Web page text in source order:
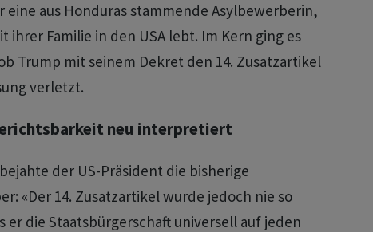
eine aus Honduras stammende Asylbewerberin,
ihrer Familie in den USA lebt. Im Kern ging es
Trump mit seinem Dekret den 14. Zusatzartikel
verletzt.
neu interpretiert
der US-Präsident die bisherige
«Der 14. Zusatzartikel wurde jedoch nie so
er die Staatsbürgerschaft universell auf jeden